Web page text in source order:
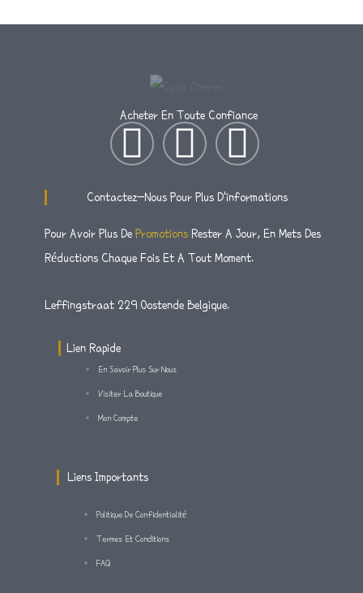
Acheter En Toute Confiance
I
N
S
T
A
R
A
M
T
W
I
T
T
F
A
C
E
Contactez-Nous Pour Plus D'informations
Pour Avoir Plus De Promotions Rester A Jour, En Mets Des
Réductions Chaque Fois Et A Tout Moment.
Leffingstraat 229 Oostende Belgique.
Lien Rapide
En Savoir Plus Sur Nous
Visiter La Boutique
Mon Compte
Liens Importants
Politique De Confidentialité
Termes Et Conditions
FAQ